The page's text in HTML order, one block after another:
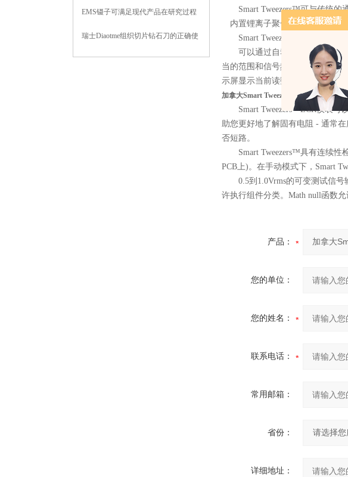
EMS镊子可满足现代产品在研究过程
瑞士Diaotme组织切片钻石刀的正确使
Smart Tweezers™可与传统的通
内置锂离子聚合物可充电电池
Smart Tweezers™配有内置高容
可以通过自动选择测试参数和
当的范围和信号频率，以实现比
示屏显示当前读数。辅助显示屏(
加拿大Smart Tweezers代理商
Smart Tweezers™LCR仪表可以
助您更好地了解固有电阻 - 通常
否短路。
Smart Tweezers™具有连续性检
PCB上)。在手动模式下，Smart
0.5到1.0Vrms的可变测试信号
许执行组件分类。Math null函数
产品：
您的单位：
您的姓名：
联系电话：
常用邮箱：
省份：
详细地址：